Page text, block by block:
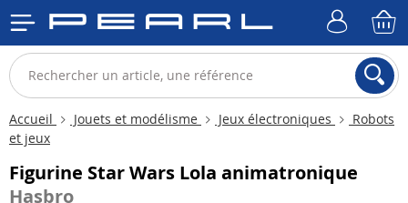
Accueil Jouets et modélisme Jeux électroniques
Robots
et jeux
Figurine Star Wars Lola animatronique
Hasbro